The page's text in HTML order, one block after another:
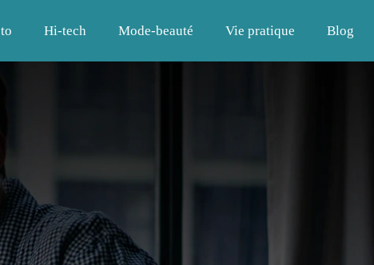
Hi-tech Mode-beauté Vie pratique Blog